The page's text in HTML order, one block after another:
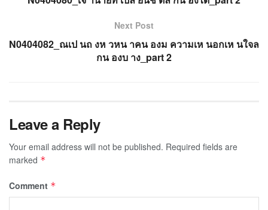
Next Post
N0404082_ณเป นถ งห วหน าคน องม ความเห นอกเห นใจล
กน องบ าง_part 2
Leave a Reply
Your email address will not be published. Required fields are
marked *
Comment *